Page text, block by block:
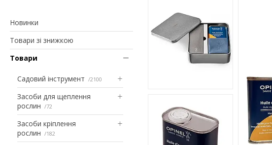
Новинки
Товари зі знижкою
Товари
Садовий інструмент 2100
Засоби для щеплення
рослин
72
Засоби кріплення
рослин
182